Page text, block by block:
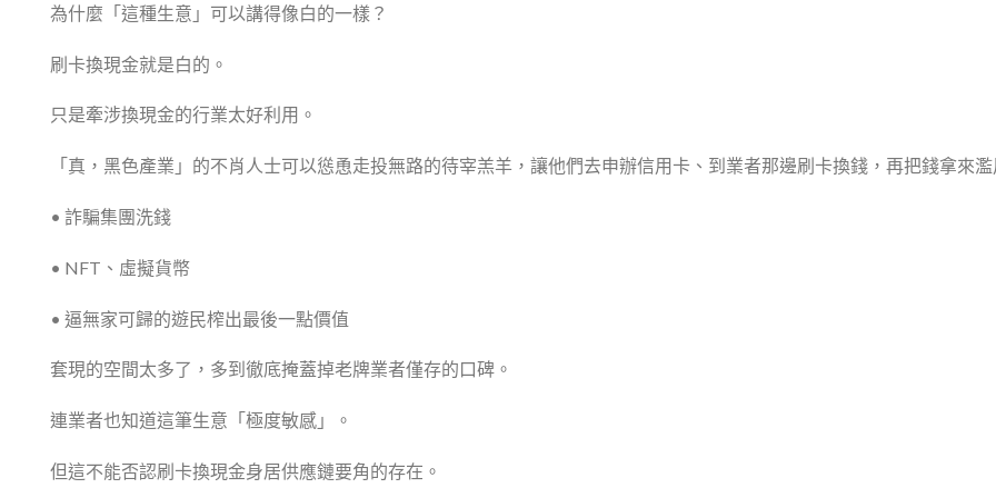
為什麼「這種生意」可以講得像白的一樣？
刷卡換現金就是白的。
只是牽涉換現金的行業太好利用。
「真，黑色產業」的不肖人士可以慫恿走投無路的待宰羔羊，讓他們去申辦信用卡、到業者那邊刷卡換錢，再把錢拿來
• 詐騙集團洗錢
• NFT、虛擬貨幣
• 逼無家可歸的遊民榨出最後一點價值
套現的空間太多了，多到徹底掩蓋掉老牌業者僅存的口碑。
連業者也知道這筆生意「極度敏感」。
但這不能否認刷卡換現金身居供應鏈要角的存在。